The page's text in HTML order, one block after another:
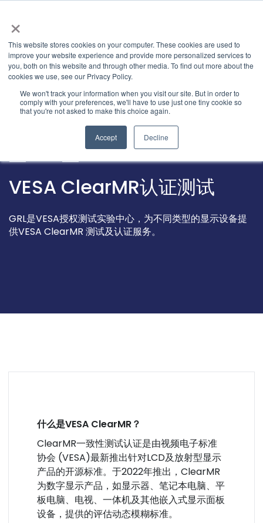
×
This website stores cookies on your computer. These cookies are used to
improve your website experience and provide more personalized services to
you, both on this website and through other media. To find out more about the
cookies we use, see our Privacy Policy.
We won't track your information when you visit our site. But in order to
comply with your preferences, we'll have to use just one tiny cookie so
that you're not asked to make this choice again.
Accept
Decline
VESA ClearMR认证测试
GRL是VESA授权测试实验中心，为不同类型的显示设备提
供VESA ClearMR 测试及认证服务。
什么是VESA ClearMR？
ClearMR一致性测试认证是由视频电子标准
协会 (VESA)最新推出针对LCD及放射型显示
产品的开源标准。于2022年推出，ClearMR
为数字显示产品，如显示器、笔记本电脑、平
板电脑、电视、一体机及其他嵌入式显示面板
设备，提供的评估动态模糊标准。